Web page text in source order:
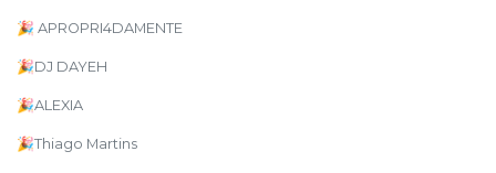
🎉 APROPRI4DAMENTE
🎉DJ DAYEH
🎉ALEXIA
🎉Thiago Martins